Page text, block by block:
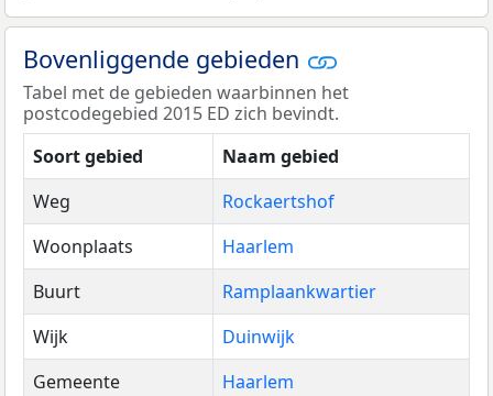
Bovenliggende gebieden
Tabel met de gebieden waarbinnen het
postcodegebied 2015 ED zich bevindt.
Soort gebied
Naam gebied
Weg
Rockaertshof
Woonplaats
Haarlem
Buurt
Ramplaankwartier
Wijk
Duinwijk
Gemeente
Haarlem